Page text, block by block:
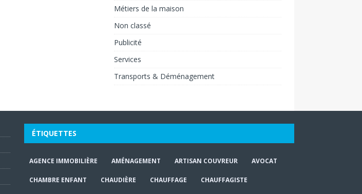
Métiers de la maison
Non classé
Publicité
Services
Transports & Déménagement
ÉTIQUETTES
AGENCE IMMOBILIÈRE AMÉNAGEMENT ARTISAN COUVREUR AVOCAT
CHAMBRE ENFANT CHAUDIÈRE CHAUFFAGE CHAUFFAGISTE